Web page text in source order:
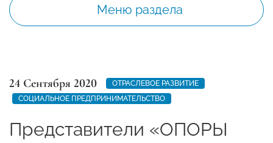
Меню раздела
24 Сентября 2020
ОТРАСЛЕВОЕ РАЗВИТИЕ
СОЦИАЛЬНОЕ ПРЕДПРИНИМАТЕЛЬСТВО
Представители «ОПОРЫ